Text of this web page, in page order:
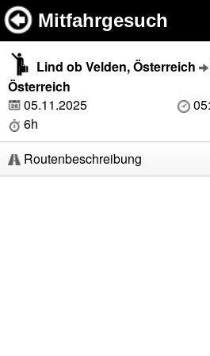
Mitfahrgesuch
Lind ob Velden, Österreich
Österreich
05.11.2025
6h
Routenbeschreibung